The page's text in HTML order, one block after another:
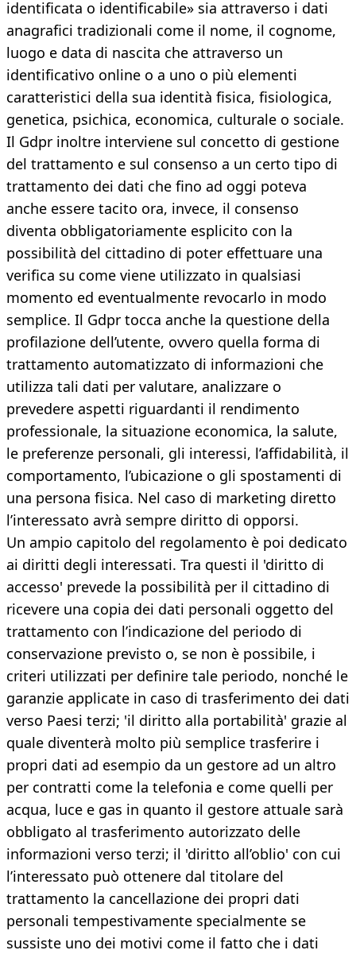
identificata o identificabile» sia attraverso i dati
anagrafici tradizionali come il nome, il cognome,
luogo e data di nascita che attraverso un
identificativo online o a uno o più elementi
caratteristici della sua identità fisica, fisiologica,
genetica, psichica, economica, culturale o sociale.
Il Gdpr inoltre interviene sul concetto di gestione
del trattamento e sul consenso a un certo tipo di
trattamento dei dati che fino ad oggi poteva
anche essere tacito ora, invece, il consenso
diventa obbligatoriamente esplicito con la
possibilità del cittadino di poter effettuare una
verifica su come viene utilizzato in qualsiasi
momento ed eventualmente revocarlo in modo
semplice. Il Gdpr tocca anche la questione della
profilazione dell’utente, ovvero quella forma di
trattamento automatizzato di informazioni che
utilizza tali dati per valutare, analizzare o
prevedere aspetti riguardanti il rendimento
professionale, la situazione economica, la salute,
le preferenze personali, gli interessi, l’affidabilità, il
comportamento, l’ubicazione o gli spostamenti di
una persona fisica. Nel caso di marketing diretto
l’interessato avrà sempre diritto di opporsi.
Un ampio capitolo del regolamento è poi dedicato
ai diritti degli interessati. Tra questi il 'diritto di
accesso' prevede la possibilità per il cittadino di
ricevere una copia dei dati personali oggetto del
trattamento con l’indicazione del periodo di
conservazione previsto o, se non è possibile, i
criteri utilizzati per definire tale periodo, nonché le
garanzie applicate in caso di trasferimento dei dati
verso Paesi terzi; 'il diritto alla portabilità' grazie al
quale diventerà molto più semplice trasferire i
propri dati ad esempio da un gestore ad un altro
per contratti come la telefonia e come quelli per
acqua, luce e gas in quanto il gestore attuale sarà
obbligato al trasferimento autorizzato delle
informazioni verso terzi; il 'diritto all’oblio' con cui
l’interessato può ottenere dal titolare del
trattamento la cancellazione dei propri dati
personali tempestivamente specialmente se
sussiste uno dei motivi come il fatto che i dati